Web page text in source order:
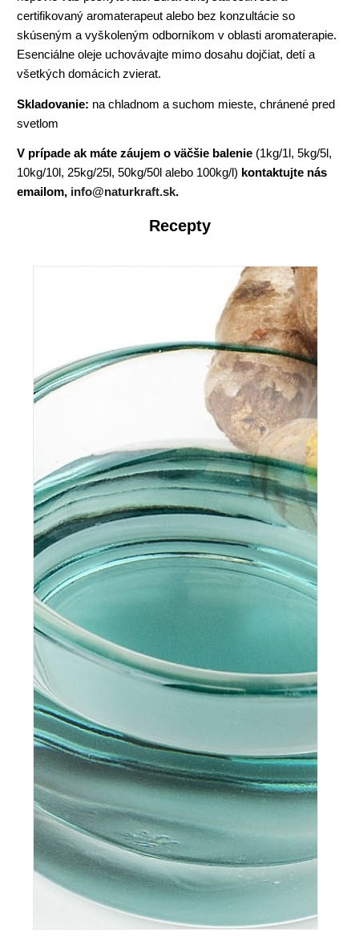
certifikovaný aromaterapeut alebo bez konzultácie so
skúseným a vyškoleným odborníkom v oblasti aromaterapie.
Esenciálne oleje uchovávajte mimo dosahu dojčiat, detí a
všetkých domácich zvierat.
Skladovanie: na chladnom a suchom mieste, chránené pred
svetlom
V prípade ak máte záujem o väčšie balenie (1kg/1l, 5kg/5l,
10kg/10l, 25kg/25l, 50kg/50l alebo 100kg/l) kontaktujte nás
emailom, info@naturkraft.sk.
Recepty